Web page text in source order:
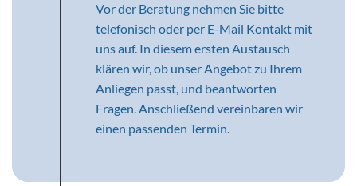
Vor der Beratung nehmen Sie bitte
telefonisch oder per E-Mail Kontakt mit
uns auf. In diesem ersten Austausch
klären wir, ob unser Angebot zu Ihrem
Anliegen passt, und beantworten
Fragen. Anschließend vereinbaren wir
einen passenden Termin.